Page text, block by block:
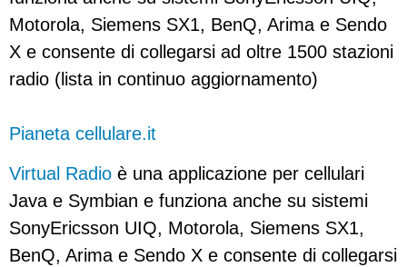
Motorola, Siemens SX1, BenQ, Arima e Sendo
X e consente di collegarsi ad oltre 1500 stazioni
radio (lista in continuo aggiornamento)
Pianeta cellulare.it
Virtual Radio è una applicazione per cellulari
Java e Symbian e funziona anche su sistemi
SonyEricsson UIQ, Motorola, Siemens SX1,
BenQ, Arima e Sendo X e consente di collegarsi